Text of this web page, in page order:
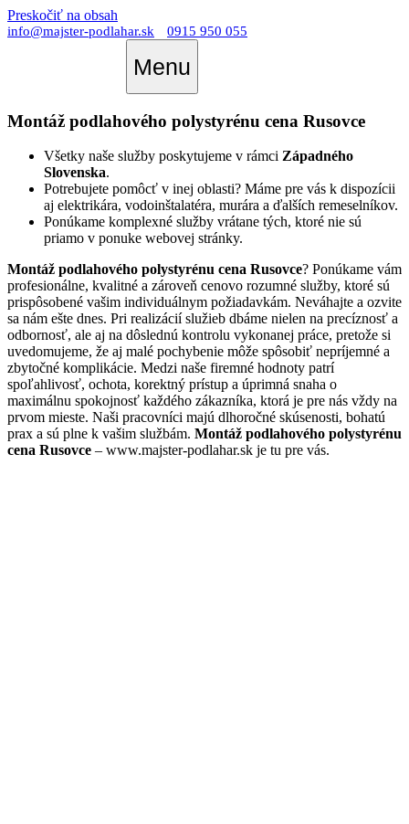
Preskočiť na obsah
info@majster-podlahar.sk 0915 950 055
Menu
Montáž podlahového polystyrénu cena Rusovce
Všetky naše služby poskytujeme v rámci Západného
Slovenska.
Potrebujete pomôcť v inej oblasti? Máme pre vás k dispozícii
aj elektrikára, vodoinštalatéra, murára a ďalších remeselníkov.
Ponúkame komplexné služby vrátane tých, ktoré nie sú
priamo v ponuke webovej stránky.
Montáž podlahového polystyrénu cena Rusovce? Ponúkame vám
profesionálne, kvalitné a zároveň cenovo rozumné služby, ktoré sú
prispôsobené vašim individuálnym požiadavkám. Neváhajte a ozvite
sa nám ešte dnes. Pri realizácií služieb dbáme nielen na precíznosť a
odbornosť, ale aj na dôslednú kontrolu vykonanej práce, pretože si
uvedomujeme, že aj malé pochybenie môže spôsobiť nepríjemné a
zbytočné komplikácie. Medzi naše firemné hodnoty patrí
spoľahlivosť, ochota, korektný prístup a úprimná snaha o
maximálnu spokojnosť každého zákazníka, ktorá je pre nás vždy na
prvom mieste. Naši pracovníci majú dlhoročné skúsenosti, bohatú
prax a sú plne k vašim službám. Montáž podlahového polystyrénu
cena Rusovce – www.majster-podlahar.sk je tu pre vás.